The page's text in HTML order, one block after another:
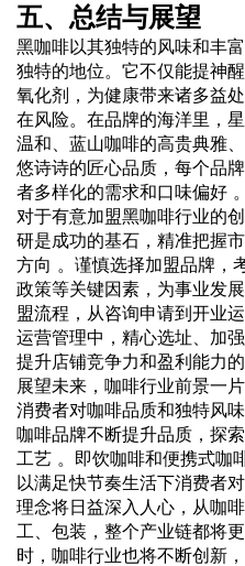
五、总结与展望
黑咖啡以其独特的风味和丰
独特的地位。它不仅能提神
氧化剂，为健康带来诸多益
在风险。在品牌的海洋里，
温和、蓝山咖啡的高贵典雅
悠诗诗的匠心品质，每个品
者多样化的需求和口味偏好 。
对于有意加盟黑咖啡行业的
研是成功的基石，精准把握
方向 。谨慎选择加盟品牌，
政策等关键因素，为事业发
盟流程，从咨询申请到开业
运营管理中，精心选址、加
提升店铺竞争力和盈利能力的
展望未来，咖啡行业前景一
消费者对咖啡品质和独特风
咖啡品牌不断提升品质，探
工艺 。即饮咖啡和便携式咖
以满足快节奏生活下消费者
理念将日益深入人心，从咖
工、包装，整个产业链都将
时，咖啡行业也将不断创新